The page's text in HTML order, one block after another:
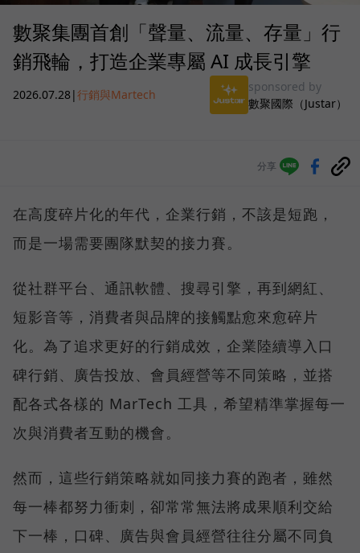
數聚集團首創「聲量、流量、存量」行
銷飛輪，打造企業專屬 AI 成長引擎
2026.07.28|行銷與Martech
sponsored by
數聚國際（Justar）
分享
在高度碎片化的年代，企業行銷，不該是短跑，
而是一場需要團隊默契的接力賽。
從社群平台、通訊軟體、搜尋引擎，再到網紅、
短影音等，消費者與品牌的接觸點愈來愈碎片
化。為了追求更好的行銷成效，企業陸續導入口
碑行銷、廣告投放、會員經營等不同策略，並搭
配各式各樣的 MarTech 工具，希望精準掌握每一
次與消費者互動的機會。
然而，這些行銷策略就如同接力賽的跑者，雖然
每一棒都努力衝刺，卻常常無法將成果順利交給
下一棒，口碑、廣告與會員經營往往分屬不同負